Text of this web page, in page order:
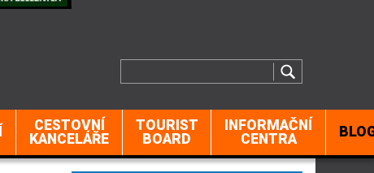
CESTOVNÍ
KANCELÁŘE
TOURIST
BOARD
INFORMAČNÍ
CENTRA